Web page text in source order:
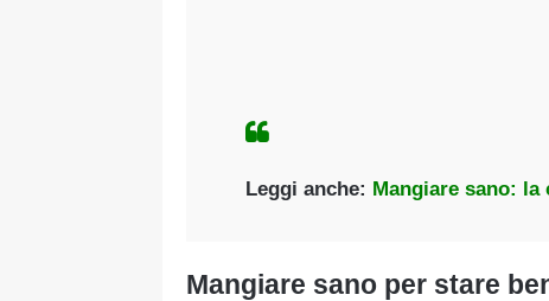
Leggi anche: Mangiare sano:
Mangiare sano per stare